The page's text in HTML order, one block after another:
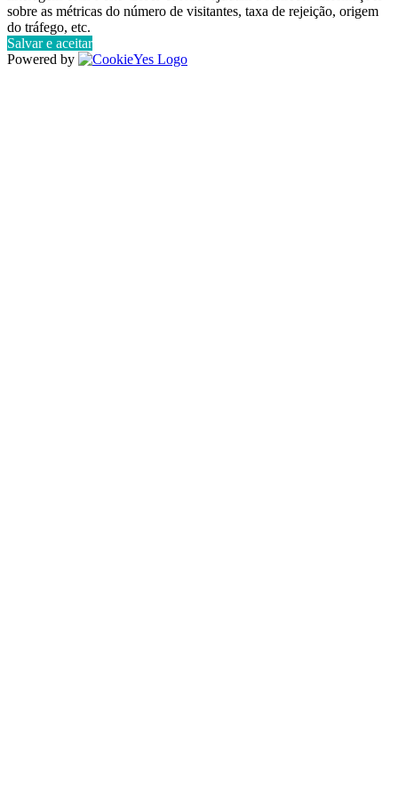
sobre as métricas do número de visitantes, taxa de rejeição, origem
do tráfego, etc.
Salvar e aceitar
Powered by